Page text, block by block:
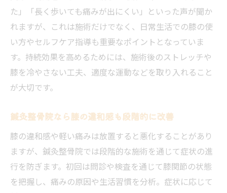
た」「長く歩いても痛みが出にくい」といった声が聞か
れますが、これは施術だけでなく、日常生活での膝の使
い方やセルフケア指導も重要なポイントとなっていま
す。持続効果を高めるためには、施術後のストレッチや
膝を冷やさない工夫、適度な運動などを取り入れること
が大切です。
鍼灸整骨院なら膝の違和感も段階的に改善
膝の違和感や軽い痛みは放置すると悪化することがあり
ますが、鍼灸整骨院では段階的な施術を通じて症状の進
行を防ぎます。初回は問診や検査を通じて膝関節の状態
を把握し、痛みの原因や生活習慣を分析。症状に応じて